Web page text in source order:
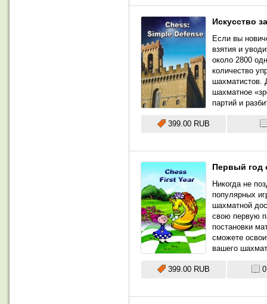
Искусство
Если вы
взятия и
около 2800
количество
шахматистов.
шахматное
партий и
399.00 RUB
Первый год
Никогда не
популярных
шахматной
свою первую
постановки
сможете
вашего
399.00 RUB